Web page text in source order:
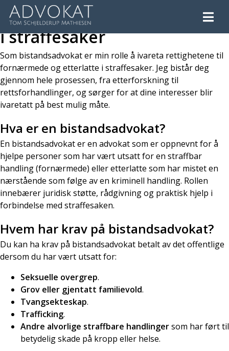
Bistandsadvokat – Din støtte
i straffesaker
Som bistandsadvokat er min rolle å ivareta rettighetene til
fornærmede og etterlatte i straffesaker. Jeg bistår deg
gjennom hele prosessen, fra etterforskning til
rettsforhandlinger, og sørger for at dine interesser blir
ivaretatt på best mulig måte.
Hva er en bistandsadvokat?
En bistandsadvokat er en advokat som er oppnevnt for å
hjelpe personer som har vært utsatt for en straffbar
handling (fornærmede) eller etterlatte som har mistet en
nærstående som følge av en kriminell handling. Rollen
innebærer juridisk støtte, rådgivning og praktisk hjelp i
forbindelse med straffesaken.
Hvem har krav på bistandsadvokat?
Du kan ha krav på bistandsadvokat betalt av det offentlige
dersom du har vært utsatt for:
Seksuelle overgrep.
Grov eller gjentatt familievold.
Tvangsekteskap.
Trafficking.
Andre alvorlige straffbare handlingersom har ført til
betydelig skade på kropp eller helse.